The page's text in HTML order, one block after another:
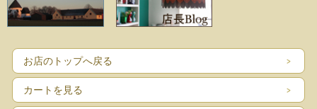
お店のトップへ戻る
カートを見る